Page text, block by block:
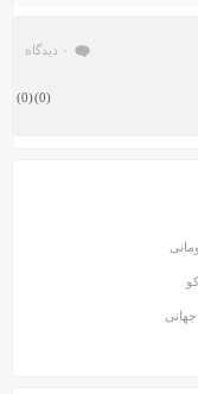
۰ دیدگاه
(
0
)
(
0
)